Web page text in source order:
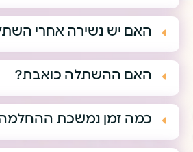
האם יש נשירה אחרי
האם ההשתלה כואבת?
כמה זמן נמשכת